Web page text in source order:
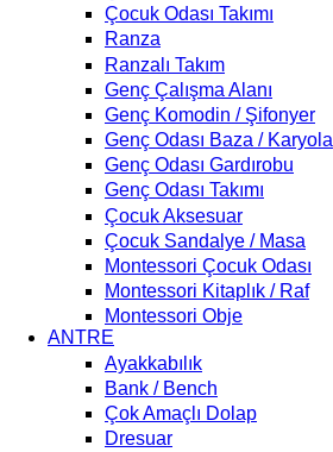
Çocuk Odası Takımı
Ranza
Ranzalı Takım
Genç Çalışma Alanı
Genç Komodin / Şifonyer
Genç Odası Baza / Karyola
Genç Odası Gardırobu
Genç Odası Takımı
Çocuk Aksesuar
Çocuk Sandalye / Masa
Montessori Çocuk Odası
Montessori Kitaplık / Raf
Montessori Obje
ANTRE
Ayakkabılık
Bank / Bench
Çok Amaçlı Dolap
Dresuar